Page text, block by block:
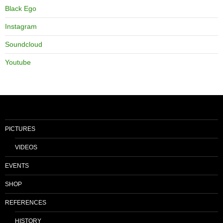
Black Ego
Instagram
Soundcloud
Youtube
PICTURES
VIDEOS
EVENTS
SHOP
REFERENCES
HISTORY